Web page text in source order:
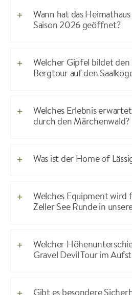
Wann hat das
Saison 2026 geöffnet?
Welcher Gipfel bildet
Bergtour auf den
Welches Erlebnis
durch den Märchenwald?
Was ist der Home of
Welches Equipment wird
Zeller See Runde in
Welcher
Gravel Devil Tour im